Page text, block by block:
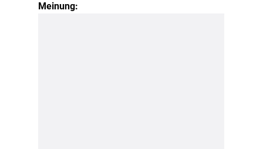
Meinung: